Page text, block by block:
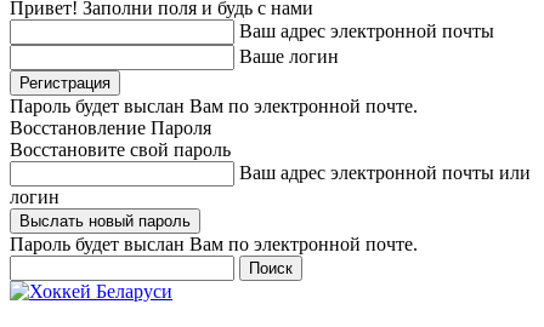
Привет! Заполни поля и будь с нами
Ваш адрес электронной почты
Ваше логин
Пароль будет выслан Вам по электронной почте.
Восстановление Пароля
Восстановите свой пароль
Ваш адрес электронной почты или
логин
Пароль будет выслан Вам по электронной почте.